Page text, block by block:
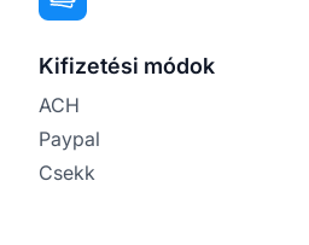
Kifizetési módok
ACH
Paypal
Csekk